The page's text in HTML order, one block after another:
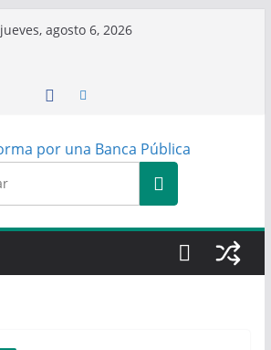
jueves, agosto 6, 2026